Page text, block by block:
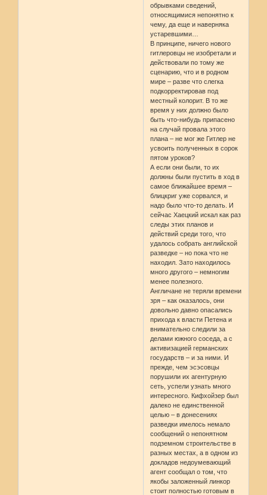
обрывками сведений,
относящимися непонятно к
чему, да еще и наверняка
устаревшими…
В принципе, ничего нового
гитлеровцы не изобретали и
действовали по тому же
сценарию, что и в родном
мире – разве что слегка
подкорректировав под
местный колорит. В то же
время у них должно было
быть что-нибудь припасено
на случай провала этого
плана – не мог же Гитлер не
усвоить полученных в сорок
пятом уроков?
А если они были, то их
должны были пустить в ход в
самое ближайшее время –
блицкриг уже сорвался, и
надо было что-то делать. И
сейчас Хаецкий искал как раз
следы этих планов и
действий среди того, что
удалось собрать английской
разведке – но пока что не
находил. Зато находилось
много другого – немногим
менее полезного.
Англичане не теряли времени
зря – как оказалось, они
довольно давно опасались
прихода к власти Петена и
внимательно следили за
делами южного соседа, а с
активизацией германских
государств – и за ними. И
прежде, чем эсэсовцы
порушили их агентурную
сеть, успели узнать много
интересного. Кифхойзер был
далеко не единственной
целью – в донесениях
разведки имелось немало
сообщений о непонятном
подземном строительстве в
разных местах, а в одном из
докладов недоумевающий
агент сообщал о том, что
якобы заложенный линкор
стоит полностью готовым в